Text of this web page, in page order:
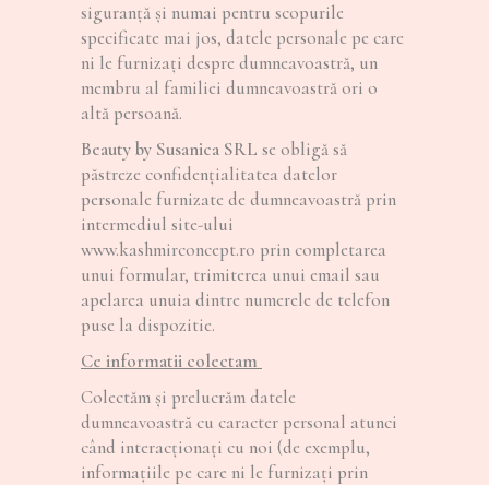
siguranţă şi numai pentru scopurile
specificate mai jos, datele personale pe care
ni le furnizaţi despre dumneavoastră, un
membru al familiei dumneavoastră ori o
altă persoană.
Beauty by Susanica SRL se obligă să
păstreze confidenţialitatea datelor
personale furnizate de dumneavoastră prin
intermediul site-ului
www.kashmirconcept.ro prin completarea
unui formular, trimiterea unui email sau
apelarea unuia dintre numerele de telefon
puse la dispozitie.
Ce informatii colectam
Colectăm și prelucrăm datele
dumneavoastră cu caracter personal atunci
când interacționați cu noi (de exemplu,
informațiile pe care ni le furnizați prin